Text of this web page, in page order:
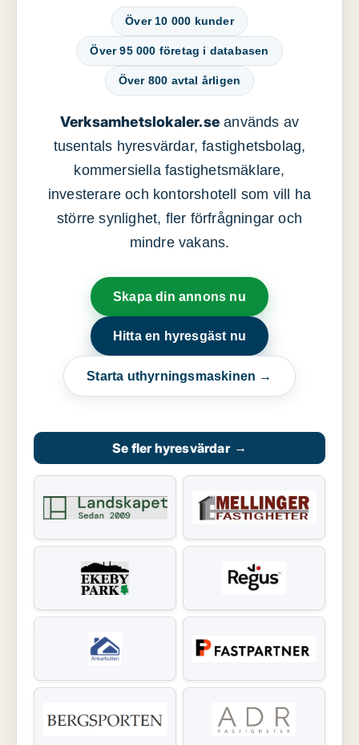
Över 10 000 kunder
Över 95 000 företag i databasen
Över 800 avtal årligen
Verksamhetslokaler.se används av
tusentals hyresvärdar, fastighetsbolag,
kommersiella fastighetsmäklare,
investerare och kontorshotell som vill ha
större synlighet, fler förfrågningar och
mindre vakans.
Skapa din annons nu
Hitta en hyresgäst nu
Starta uthyrningsmaskinen →
Se fler hyresvärdar →